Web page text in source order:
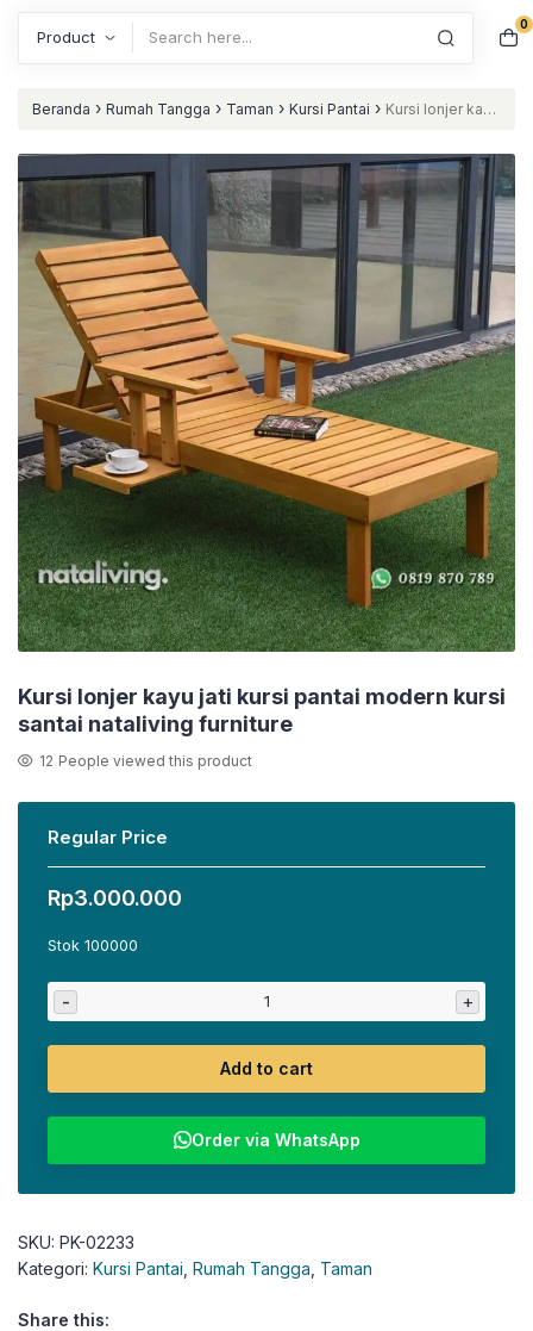
0
Beranda › Rumah Tangga › Taman › Kursi Pantai › Kursi lonjer kayu
Kursi lonjer kayu jati kursi pantai modern kursi
santai nataliving furniture
12 People viewed this product
Regular Price
Rp3.000.000
Stok 100000
- +
Add to cart
Order via WhatsApp
SKU: PK-02233
Kategori: Kursi Pantai Rumah Tangga Taman
Share this: